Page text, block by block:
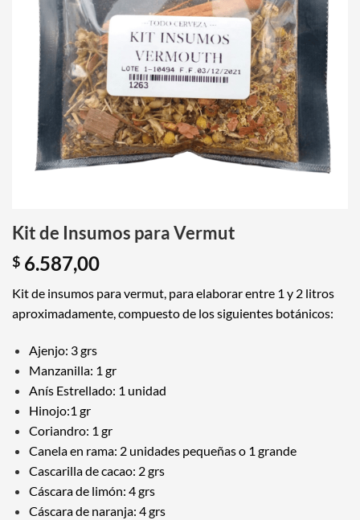
Kit de Insumos para Vermut
$ 6.587,00
Kit de insumos para vermut, para elaborar entre 1 y 2 litros
aproximadamente, compuesto de los siguientes botánicos:
Ajenjo: 3 grs
Manzanilla: 1 gr
Anís Estrellado: 1 unidad
Hinojo:1 gr
Coriandro: 1 gr
Canela en rama: 2 unidades pequeñas o 1 grande
Cascarilla de cacao: 2 grs
Cáscara de limón: 4 grs
Cáscara de naranja: 4 grs